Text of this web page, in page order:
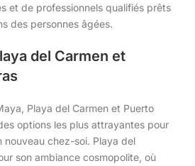
et de professionnels qualifiés prêts
des personnes âgées.
del Carmen et
Playa del Carmen et Puerto
options les plus attrayantes pour
chez-soi. Playa del
son ambiance cosmopolite, où